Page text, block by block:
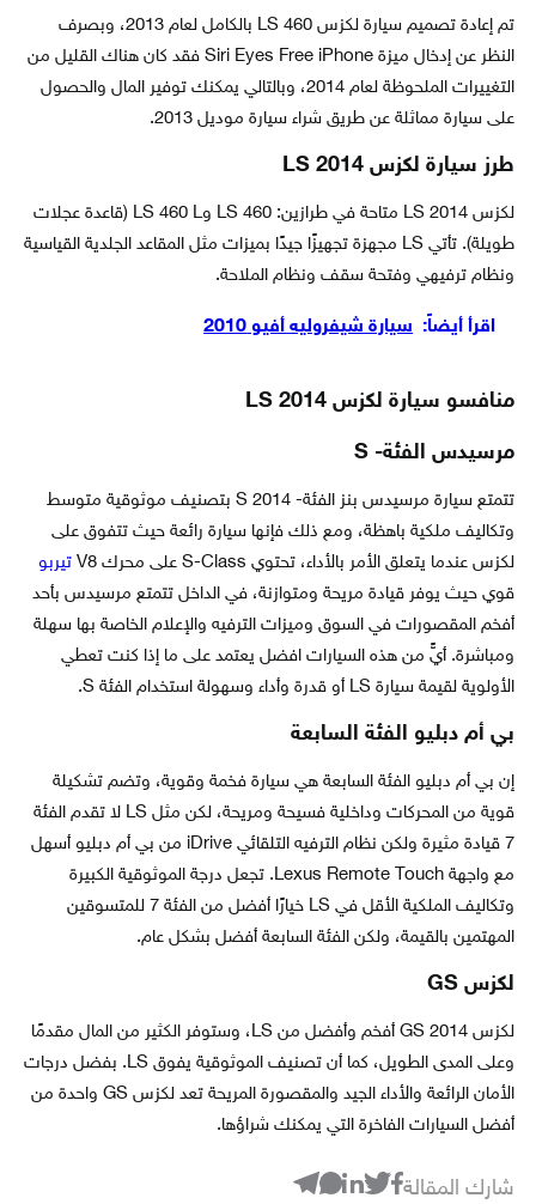
تم إعادة تصميم سيارة لكزس LS 460 بالكامل لعام 2013، وبصرف
النظر عن إدخال ميزة Siri Eyes Free iPhone فقد كان هناك القليل من
التغييرات الملحوظة لعام 2014، وبالتالي يمكنك توفير المال والحصول
على سيارة مماثلة عن طريق شراء سيارة موديل 2013.
طرز سيارة لكزس LS 2014
لكزس LS 2014 متاحة في طرازين: LS 460 وLS 460 L (قاعدة عجلات
طويلة). تأتي LS مجهزة تجهيزًا جيدًا بميزات مثل المقاعد الجلدية القياسية
ونظام ترفيهي وفتحة سقف ونظام الملاحة.
اقرأ أيضاً: سيارة شيفروليه أفيو 2010
منافسو سيارة لكزس LS 2014
مرسيدس الفئة- S
تتمتع سيارة مرسيدس بنز الفئة- S 2014 بتصنيف موثوقية متوسط ​​
وتكاليف ملكية باهظة، ومع ذلك فإنها سيارة رائعة حيث تتفوق على
لكزس عندما يتعلق الأمر بالأداء، تحتوي S-Class على محرك V8
تيربو
قوي حيث يوفر قيادة مريحة ومتوازنة، في الداخل تتمتع مرسيدس بأحد
أفخم المقصورات في السوق وميزات الترفيه والإعلام الخاصة بها سهلة
ومباشرة. أيٍّ من هذه السيارات افضل يعتمد على ما إذا كنت تعطي
الأولوية لقيمة سيارة LS أو قدرة وأداء وسهولة استخدام الفئة S.
بي أم دبليو الفئة السابعة
إن بي أم دبليو الفئة السابعة هي سيارة فخمة وقوية، وتضم تشكيلة
قوية من المحركات وداخلية فسيحة ومريحة، لكن مثل LS لا تقدم الفئة
7 قيادة مثيرة ولكن نظام الترفيه التلقائي iDrive من بي أم دبليو أسهل
مع واجهة Lexus Remote Touch. تجعل درجة الموثوقية الكبيرة
وتكاليف الملكية الأقل في LS خيارًا أفضل من الفئة 7 للمتسوقين
المهتمين بالقيمة، ولكن الفئة السابعة أفضل بشكل عام.
لكزس GS
لكزس GS 2014 أفخم وأفضل من LS، وستوفر الكثير من المال مقدمًا
وعلى المدى الطويل، كما أن تصنيف الموثوقية يفوق LS. بفضل درجات
الأمان الرائعة والأداء الجيد والمقصورة المريحة تعد لكزس GS واحدة من
أفضل السيارات الفاخرة التي يمكنك شراؤها.
شارك المقالة